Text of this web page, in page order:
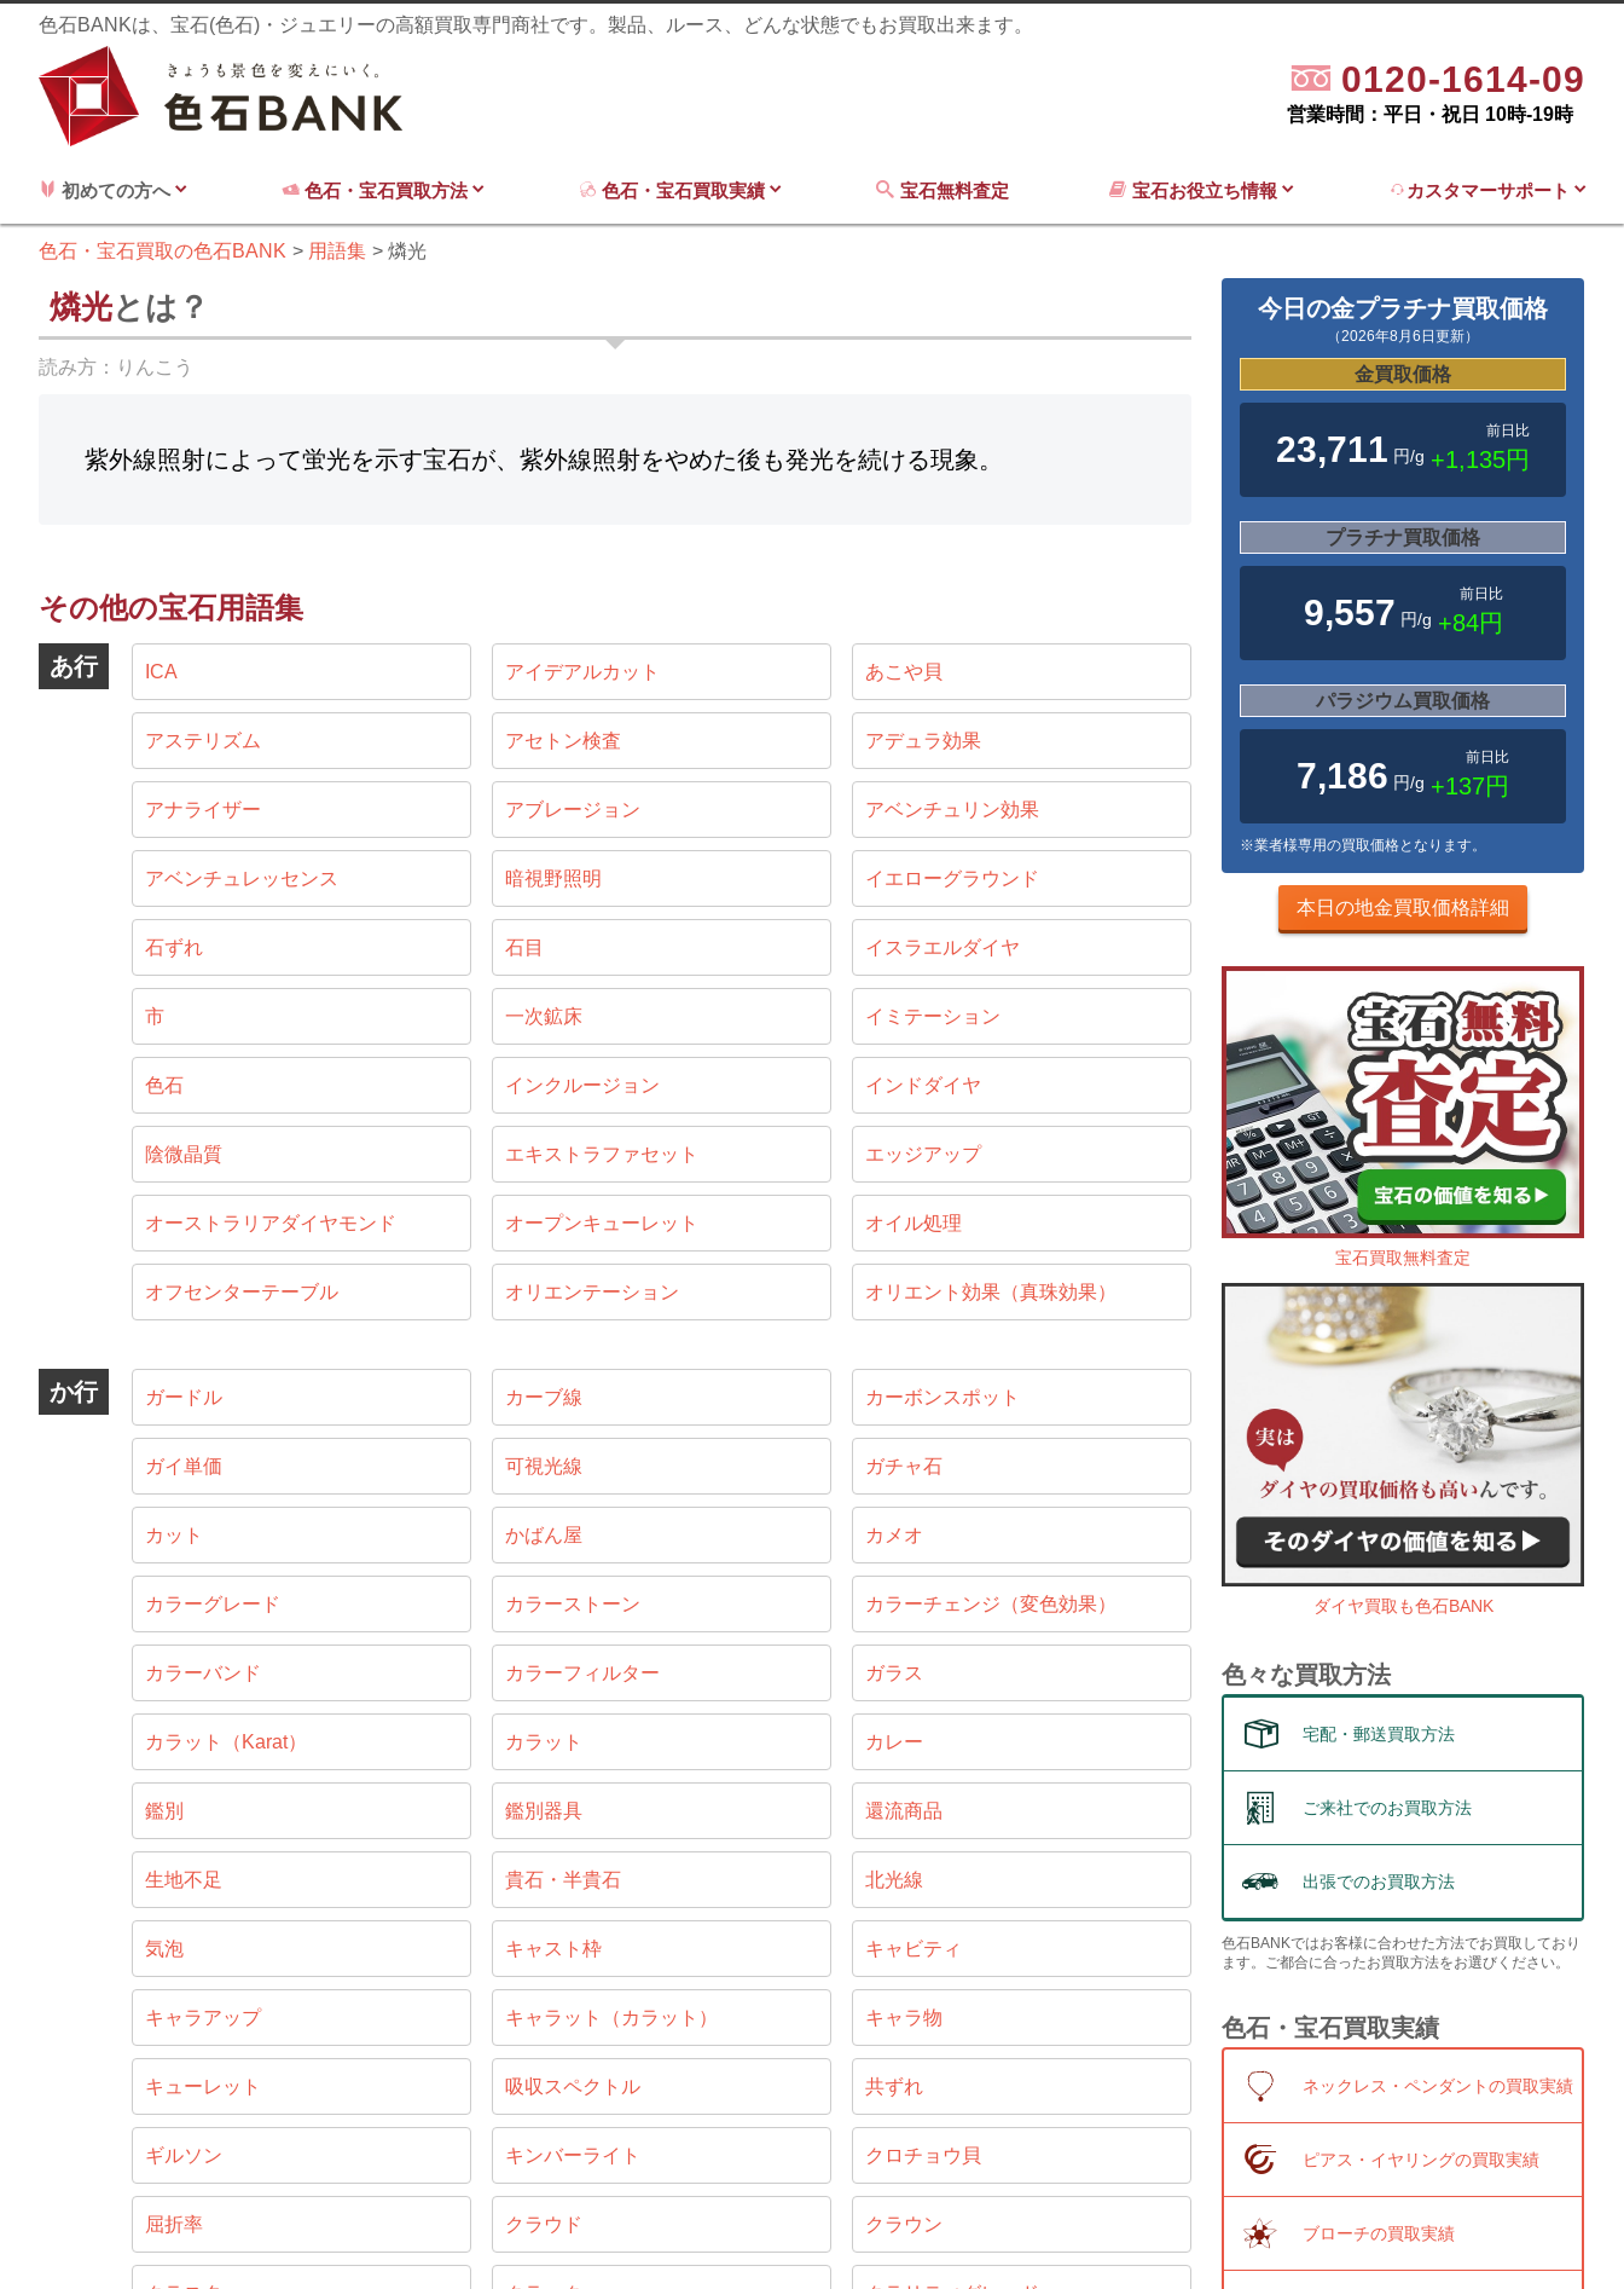
色石BANKは、宝石(色石)・ジュエリーの高額買取専門商社です。製品、ルース、どんな状態でもお買取出来ます。
0120-1614-09
営業時間：平日・祝日 10時-19時
初めての方へ 色石・宝石買取方法 色石・宝石買取実績 宝石無料査定 宝石お役立ち情報 カスタマーサポート
色石・宝石買取の色石BANK 用語集 燐光
燐光とは？
読み方： りんこう
紫外線照射によって蛍光を示す宝石が、紫外線照射をやめた後も発光を続ける現象。
その他の宝石用語集
あ行 ICA アイデアルカット あこや貝
アステリズム アセトン検査 アデュラ効果
アナライザー アブレージョン アベンチュリン効果
アベンチュレッセンス 暗視野照明 イエローグラウンド
石ずれ 石目 イスラエルダイヤ
市 一次鉱床 イミテーション
色石 インクルージョン インドダイヤ
陰微晶質 エキストラファセット エッジアップ
オーストラリアダイヤモンド オープンキューレット オイル処理
オフセンターテーブル オリエンテーション オリエント効果（真珠効果）
か行 ガードル カーブ線 カーボンスポット
ガイ単価 可視光線 ガチャ石
カット かばん屋 カメオ
カラーグレード カラーストーン カラーチェンジ（変色効果）
カラーバンド カラーフィルター ガラス
カラット（Karat） カラット カレー
鑑別 鑑別器具 還流商品
生地不足 貴石・半貴石 北光線
気泡 キャスト枠 キャビティ
キャラアップ キャラット（カラット） キャラ物
キューレット 吸収スペクトル 共ずれ
ギルソン キンバーライト クロチョウ貝
屈折率 クラウド クラウン
今日の金プラチナ買取価格
（2026年8月6日更新）
金買取価格
23,711 円/g
前日比
+1,135円
プラチナ買取価格
9,557 円/g
前日比
+84円
パラジウム買取価格
7,186 円/g
前日比
+137円
※業者様専用の買取価格となります。
本日の地金買取価格詳細
宝石買取無料査定
ダイヤ買取も色石BANK
色々な買取方法
宅配・郵送買取方法
ご来社でのお買取方法
出張でのお買取方法
色石BANKではお客様に合わせた方法でお買取しており
ます。ご都合に合ったお買取方法をお選びください。
色石・宝石買取実績
ネックレス・ペンダントの買取実績
ピアス・イヤリングの買取実績
ブローチの買取実績